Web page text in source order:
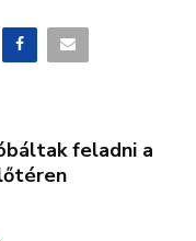
feladni a